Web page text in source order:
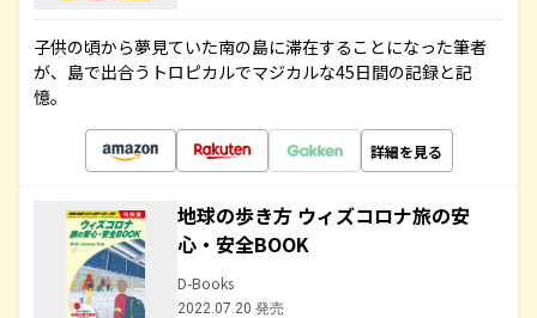
子供の頃から夢見ていた南の島に滞在することになった筆者
が、島で出合うトロピカルでマジカルな45日間の記録と記
憶。
詳細を見る
地球の歩き方 ウィズコロナ旅の安
心・安全BOOK
D-Books
2022.07.20 発売